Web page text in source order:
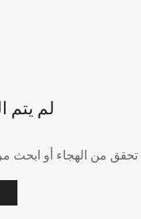
لم يتم
تحقق من الهجاء أو ابحث